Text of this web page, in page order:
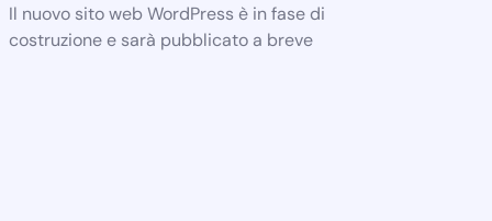
Il nuovo sito web WordPress è in fase di
costruzione e sarà pubblicato a breve